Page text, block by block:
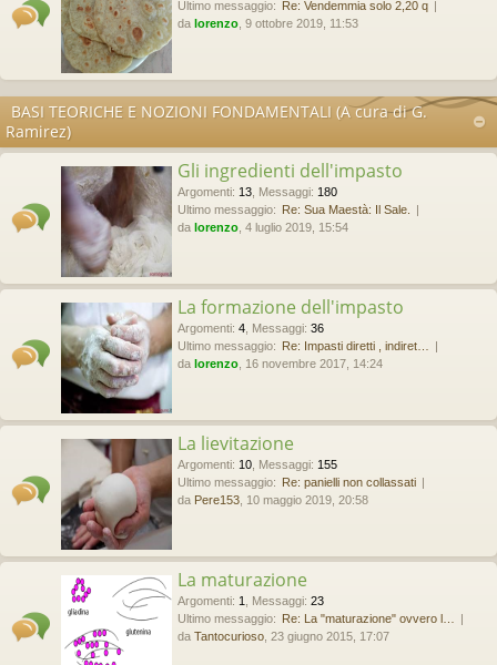
Ultimo messaggio:
Re: Vendemmia solo 2,20 q
da lorenzo , 9 ottobre 2019, 11:53
BASI TEORICHE E NOZIONI FONDAMENTALI (A cura di G.
Ramirez)
Gli ingredienti dell'impasto
Argomenti: 13 Messaggi: 180
Ultimo messaggio:
Re: Sua Maestà: Il Sale.
da lorenzo , 4 luglio 2019, 15:54
La formazione dell'impasto
Argomenti: 4 Messaggi: 36
Ultimo messaggio:
Re: Impasti diretti , indiret…
da lorenzo , 16 novembre 2017, 14:24
La lievitazione
Argomenti: 10 Messaggi: 155
Ultimo messaggio:
Re: panielli non collassati
da Pere153 , 10 maggio 2019, 20:58
La maturazione
Argomenti: 1 Messaggi: 23
Ultimo messaggio:
Re: La "maturazione" ovvero l…
da Tantocurioso , 23 giugno 2015, 17:07